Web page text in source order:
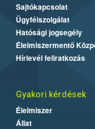
Sajtókapcsolat
Ügyfélszolgálat
Hatósági jogsegély
Élelmiszermentő
Hírlevél feliratkozás
Gyakori kérdések
Élelmiszer
Állat